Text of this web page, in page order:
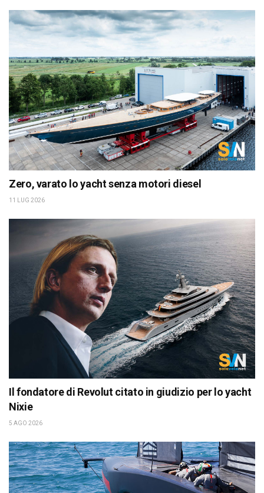
Zero, varato lo yacht senza motori diesel
11 LUG 2026
Il fondatore di Revolut citato in giudizio per lo yacht
Nixie
5 AGO 2026